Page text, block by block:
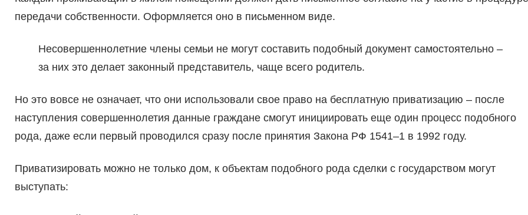
передачи собственности. Оформляется оно в письменном виде.
Несовершеннолетние члены семьи не могут составить подобный документ самостоятельно –
за них это делает законный представитель, чаще всего родитель.
Но это вовсе не означает, что они использовали свое право на бесплатную приватизацию – после
наступления совершеннолетия данные граждане смогут инициировать еще один процесс подобного
рода, даже если первый проводился сразу после принятия Закона РФ 1541–1 в 1992 году.
Приватизировать можно не только дом, к объектам подобного рода сделки с государством могут
выступать: